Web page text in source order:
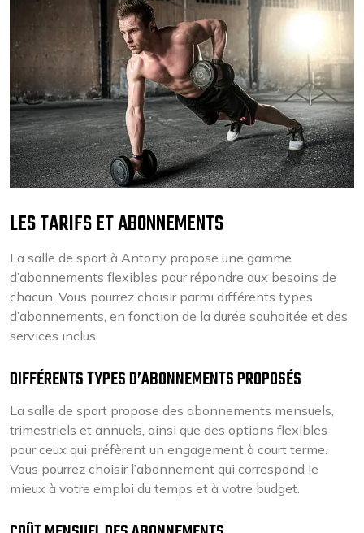
LES TARIFS ET ABONNEMENTS
La salle de sport à Antony propose une gamme
d’abonnements flexibles pour répondre aux besoins de
chacun. Vous pourrez choisir parmi différents types
d’abonnements, en fonction de la durée souhaitée et des
services inclus.
DIFFÉRENTS TYPES D’ABONNEMENTS PROPOSÉS
La salle de sport propose des abonnements mensuels,
trimestriels et annuels, ainsi que des options flexibles
pour ceux qui préfèrent un engagement à court terme.
Vous pourrez choisir l’abonnement qui correspond le
mieux à votre emploi du temps et à votre budget.